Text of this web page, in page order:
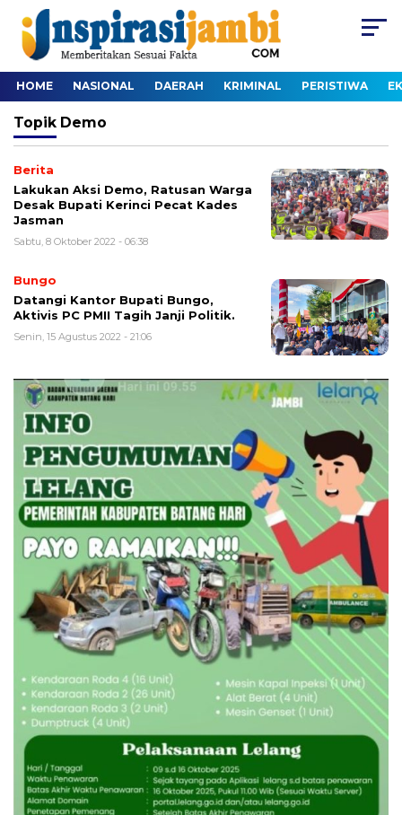
HOME NASIONAL DAERAH KRIMINAL PERISTIWA
Topik Demo
Berita
Lakukan Aksi Demo, Ratusan Warga
Desak Bupati Kerinci Pecat Kades
Jasman
Sabtu, 8 Oktober 2022 - 06:38
Bungo
Datangi Kantor Bupati Bungo,
Aktivis PC PMII Tagih Janji Politik.
Senin, 15 Agustus 2022 - 21:06